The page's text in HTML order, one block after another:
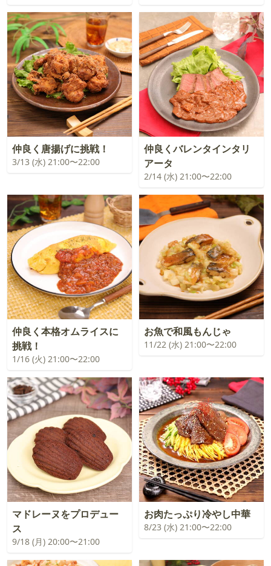
仲良く唐揚げに挑戦！
3/13 (水) 21:00〜22:00
仲良くバレンタインタリ
アータ
2/14 (水) 21:00〜22:00
仲良く本格オムライスに
挑戦！
1/16 (火) 21:00〜22:00
お魚で和風もんじゃ
11/22 (水) 21:00〜22:00
マドレーヌをプロデュー
ス
9/18 (月) 20:00〜21:00
お肉たっぷり冷やし中華
8/23 (水) 21:00〜22:00